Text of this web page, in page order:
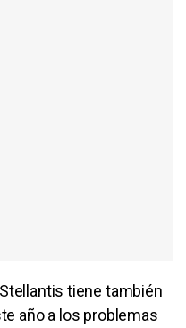
tiene también
año a los problemas